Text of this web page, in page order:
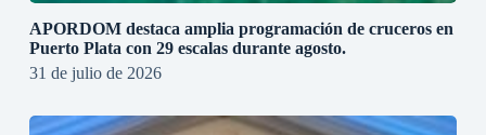
APORDOM destaca amplia programación de cruceros en
Puerto Plata con 29 escalas durante agosto.
31 de julio de 2026